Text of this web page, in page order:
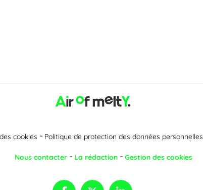
cookies Politique de protection des données personnelles
Nous contacter La rédaction Gestion des cookies